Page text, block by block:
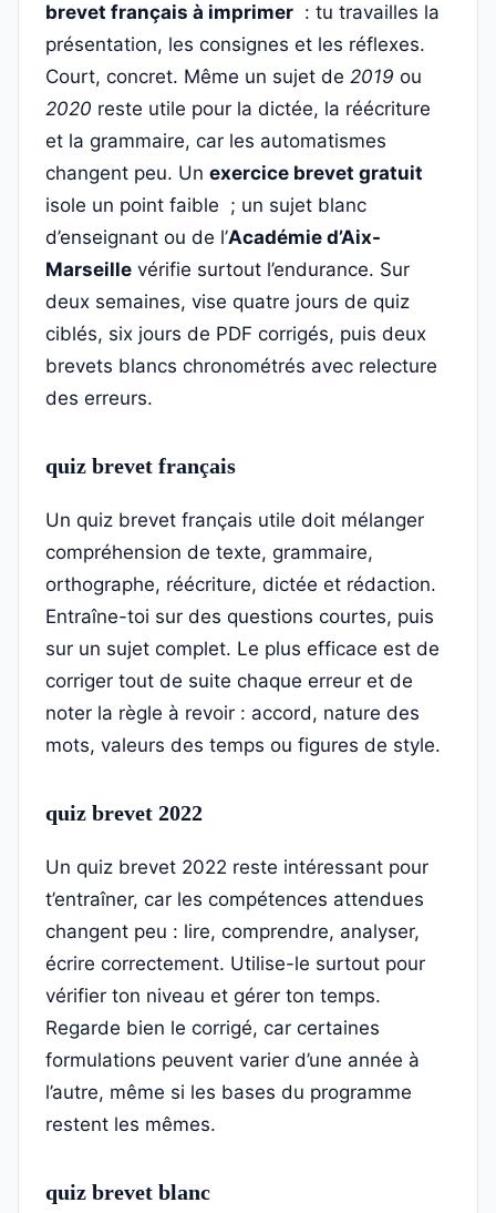
brevet français à imprimer : tu travailles la
présentation, les consignes et les réflexes.
Court, concret. Même un sujet de 2019 ou
2020 reste utile pour la dictée, la réécriture
et la grammaire, car les automatismes
changent peu. Un exercice brevet gratuit
isole un point faible ; un sujet blanc
d’enseignant ou de l’Académie d’Aix-
Marseille vérifie surtout l’endurance. Sur
deux semaines, vise quatre jours de quiz
ciblés, six jours de PDF corrigés, puis deux
brevets blancs chronométrés avec relecture
des erreurs.
quiz brevet français
Un quiz brevet français utile doit mélanger
compréhension de texte, grammaire,
orthographe, réécriture, dictée et rédaction.
Entraîne-toi sur des questions courtes, puis
sur un sujet complet. Le plus efficace est de
corriger tout de suite chaque erreur et de
noter la règle à revoir : accord, nature des
mots, valeurs des temps ou figures de style.
quiz brevet 2022
Un quiz brevet 2022 reste intéressant pour
t’entraîner, car les compétences attendues
changent peu : lire, comprendre, analyser,
écrire correctement. Utilise-le surtout pour
vérifier ton niveau et gérer ton temps.
Regarde bien le corrigé, car certaines
formulations peuvent varier d’une année à
l’autre, même si les bases du programme
restent les mêmes.
quiz brevet blanc